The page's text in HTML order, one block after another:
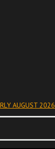
AUGUST 2026